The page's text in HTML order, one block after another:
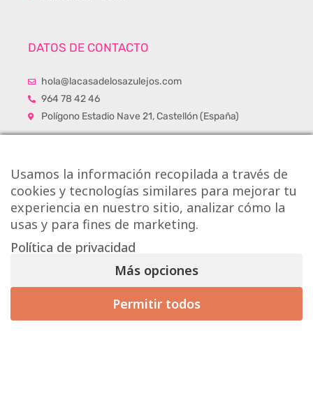
DATOS DE CONTACTO
hola@lacasadelosazulejos.com
964 78 42 46
Polígono Estadio Nave 21, Castellón (España)
Copyright © Onlytiles S.L.
Usamos la información recopilada a través de
cookies y tecnologías similares para mejorar tu
experiencia en nuestro sitio, analizar cómo la
usas y para fines de marketing.
Política de privacidad
Más opciones
Permitir todos